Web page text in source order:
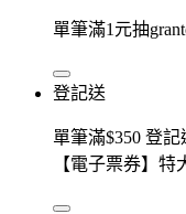
單筆滿1元抽
登記送
單筆滿$350 登
【電子票券】